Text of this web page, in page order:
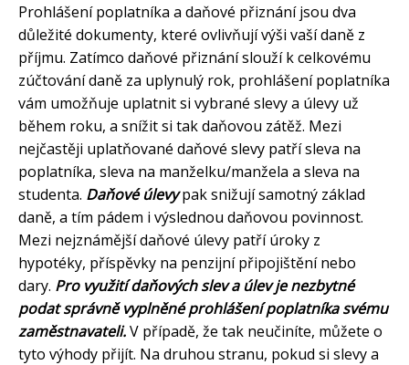
Prohlášení poplatníka a daňové přiznání jsou dva
důležité dokumenty, které ovlivňují výši vaší daně z
příjmu. Zatímco daňové přiznání slouží k celkovému
zúčtování daně za uplynulý rok, prohlášení poplatníka
vám umožňuje uplatnit si vybrané slevy a úlevy už
během roku, a snížit si tak daňovou zátěž. Mezi
nejčastěji uplatňované daňové slevy patří sleva na
poplatníka, sleva na manželku/manžela a sleva na
studenta. Daňové úlevypak snižují samotný základ
daně, a tím pádem i výslednou daňovou povinnost.
Mezi nejznámější daňové úlevy patří úroky z
hypotéky, příspěvky na penzijní připojištění nebo
dary. Pro využití daňových slev a úlev je nezbytné
podat správně vyplněné prohlášení poplatníka svému
zaměstnavateli.V případě, že tak neučiníte, můžete o
tyto výhody přijít. Na druhou stranu, pokud si slevy a